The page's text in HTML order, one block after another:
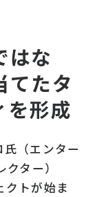
はな
てたタ
を形成
（エンター
ター）
クトが始ま